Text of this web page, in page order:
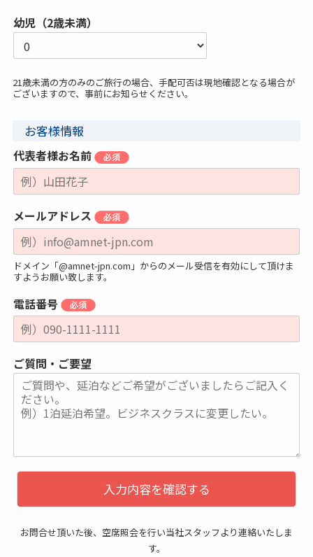
幼児（2歳未満）
21歳未満の方のみのご旅行の場合、手配可否は現地確認となる場合が
ございますので、事前にお知らせください。
お客様情報
代表者様お名前
メールアドレス
ドメイン「@amnet-jpn.com」からのメール受信を有効にして頂けま
すようお願い致します。
電話番号
ご質問・ご要望
入力内容を確認する
お問合せ頂いた後、空席照会を行い当社スタッフより連絡いたしま
す。